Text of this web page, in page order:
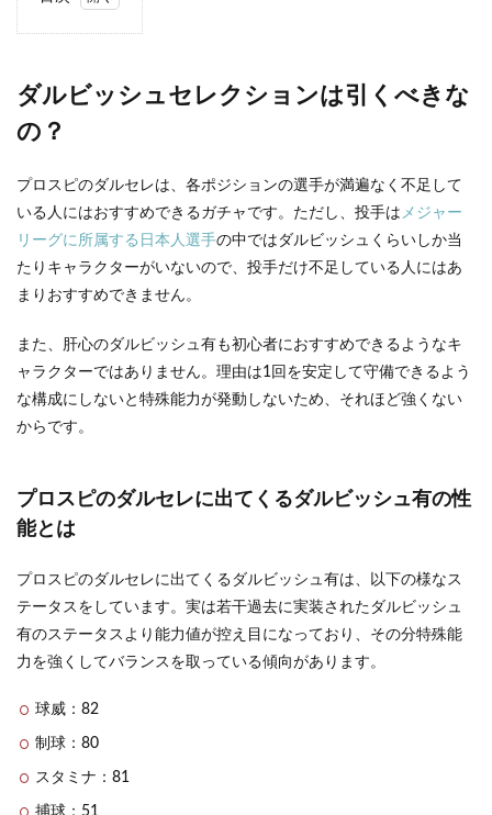
シュ
セレ
クシ
くべ
きな
スピ
ルセ
出て
くる
ダル
性能
とは
ダルビ
有の特
殊能力
1.2
セレ
で出
てく
る前
徳の
ダルビッシュセレクションは引くべきな
の？
プロスピのダルセレは、各ポジションの選手が満遍なく不足して
いる人にはおすすめできるガチャです。ただし、投手は メジャー
リーグに所属する日本人選手の中ではダルビッシュくらいしか当
たりキャラクターがいないので、投手だけ不足している人にはあ
まりおすすめできません。
また、肝心のダルビッシュ有も初心者におすすめできるようなキ
ャラクターではありません。理由は1回を安定して守備できるよう
な構成にしないと特殊能力が発動しないため、それほど強くない
からです。
プロスピのダルセレに出てくるダルビッシュ有の性
能とは
プロスピのダルセレに出てくるダルビッシュ有は、以下の様なス
テータスをしています。実は若干過去に実装されたダルビッシュ
有のステータスより能力値が控え目になっており、その分特殊能
力を強くしてバランスを取っている傾向があります。
球威：82
制球：80
スタミナ：81
捕球：51